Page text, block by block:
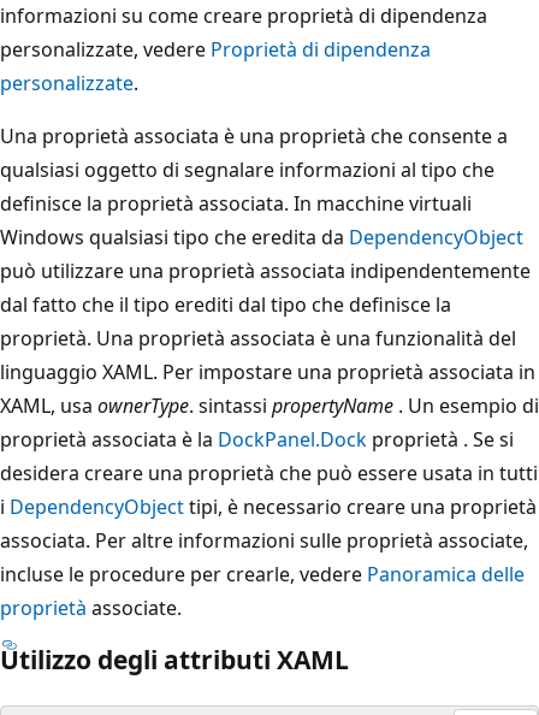
informazioni su come creare proprietà di dipendenza
personalizzate, vedere Proprietà di dipendenza
personalizzate.
Una proprietà associata è una proprietà che consente a
qualsiasi oggetto di segnalare informazioni al tipo che
definisce la proprietà associata. In macchine virtuali
Windows qualsiasi tipo che eredita da DependencyObject
può utilizzare una proprietà associata indipendentemente
dal fatto che il tipo erediti dal tipo che definisce la
proprietà. Una proprietà associata è una funzionalità del
linguaggio XAML. Per impostare una proprietà associata in
XAML, usa ownerType. sintassi propertyName . Un esempio di
proprietà associata è la DockPanel.Dock proprietà . Se si
desidera creare una proprietà che può essere usata in tutti
i DependencyObjecttipi, è necessario creare una proprietà
associata. Per altre informazioni sulle proprietà associate,
incluse le procedure per crearle, vedere Panoramica delle
proprietà associate.
Utilizzo degli attributi XAML